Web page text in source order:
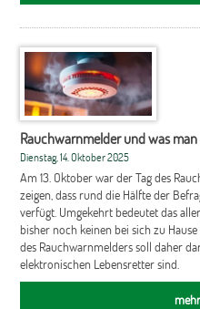
Rauchwarnmelder und was
Dienstag, 14. Oktober 2025
Am 13. Oktober war der Tag des
zeigen, dass rund die Hälfte der
verfügt. Umgekehrt bedeutet das
bisher noch keinen bei sich zu
des Rauchwarnmelders soll daher
elektronischen Lebensretter sind.